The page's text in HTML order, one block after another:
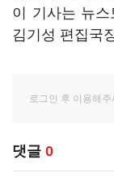
이 기사는 뉴
김기성 편집국
댓글 0